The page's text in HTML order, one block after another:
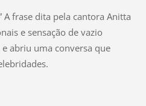
A frase dita pela cantora Anitta
e sensação de vazio
abriu uma conversa que